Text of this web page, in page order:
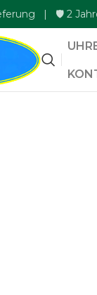
klicken
| 🛡️ 2